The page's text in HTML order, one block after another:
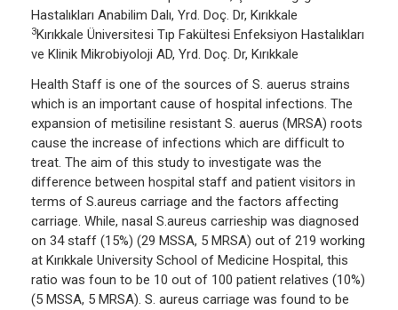
Hastalıkları Anabilim Dalı, Yrd. Doç. Dr, Kırıkkale
3Kırıkkale Üniversitesi Tıp Fakültesi Enfeksiyon Hastalıkları
ve Klinik Mikrobiyoloji AD, Yrd. Doç. Dr, Kırıkkale
Health Staff is one of the sources of S. auerus strains
which is an important cause of hospital infections. The
expansion of metisiline resistant S. auerus (MRSA) roots
cause the increase of infections which are difficult to
treat. The aim of this study to investigate was the
difference between hospital staff and patient visitors in
terms of S.aureus carriage and the factors affecting
carriage. While, nasal S.aureus carrieship was diagnosed
on 34 staff (15%) (29 MSSA, 5 MRSA) out of 219 working
at Kırıkkale University School of Medicine Hospital, this
ratio was foun to be 10 out of 100 patient relatives (10%)
(5 MSSA, 5 MRSA). S. aureus carriage was found to be